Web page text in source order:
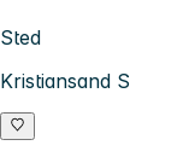
Sted
Kristiansand S